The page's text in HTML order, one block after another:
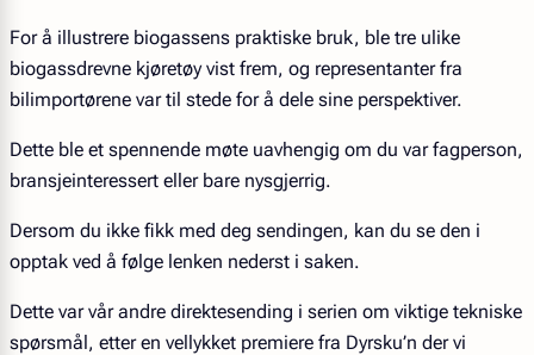
For å illustrere biogassens praktiske bruk, ble tre ulike
biogassdrevne kjøretøy vist frem, og representanter fra
bilimportørene var til stede for å dele sine perspektiver.
Dette ble et spennende møte uavhengig om du var fagperson,
bransjeinteressert eller bare nysgjerrig.
Dersom du ikke fikk med deg sendingen, kan du se den i
opptak ved å følge lenken nederst i saken.
Dette var vår andre direktesending i serien om viktige tekniske
spørsmål, etter en vellykket premiere fra Dyrsku’n der vi